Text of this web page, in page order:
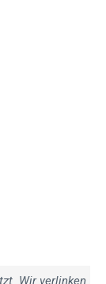
Wir verlinken